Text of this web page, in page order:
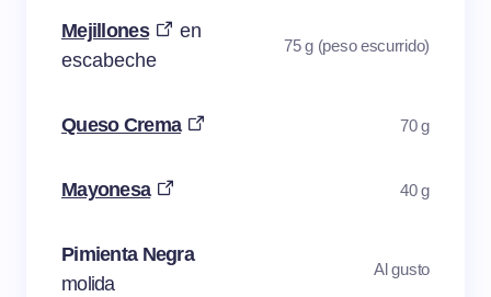
Mejillones
en
escabeche
75 g (peso escurrido)
Queso Crema 70 g
Mayonesa 40 g
Pimienta Negra
molida
Al gusto